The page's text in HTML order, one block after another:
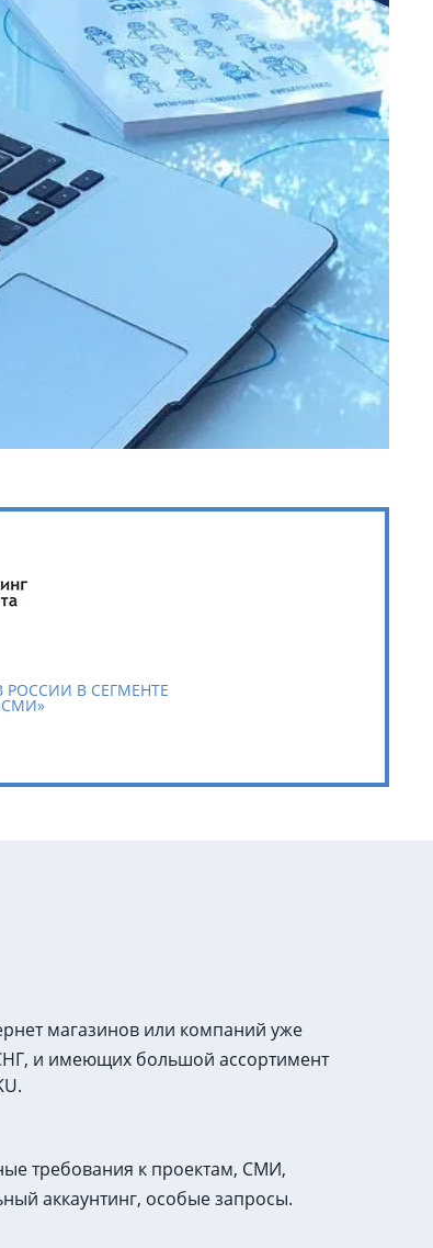
РОССИИ В СЕГМЕНТЕ
магазинов или компаний уже
и имеющих большой ассортимент
требования к проектам, СМИ,
аккаунтинг, особые запросы.